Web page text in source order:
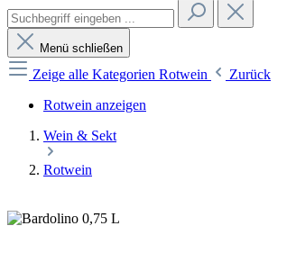
Menü schließen
Zeige alle Kategorien Rotwein
Zurück
Rotwein anzeigen
Wein & Sekt
Rotwein